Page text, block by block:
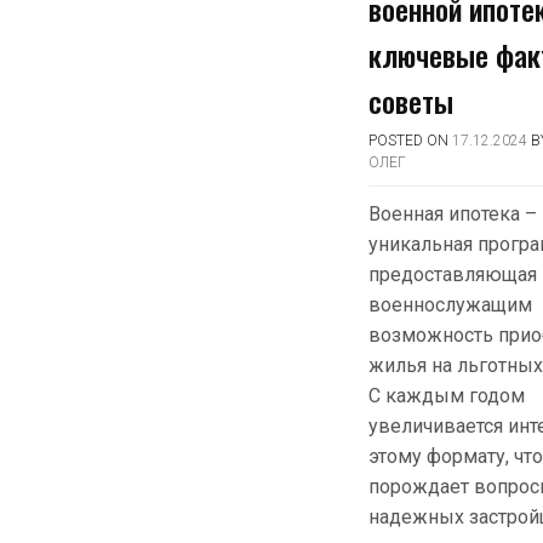
ключевые
советы
POSTED ON 17.12.2024
ОЛЕГ
Военная ипотека –
уникальная
предоставляющая
военнослужащим
возможность
жилья на
С каждым годом
увеличивается
этому формату, что
порождает
надежных